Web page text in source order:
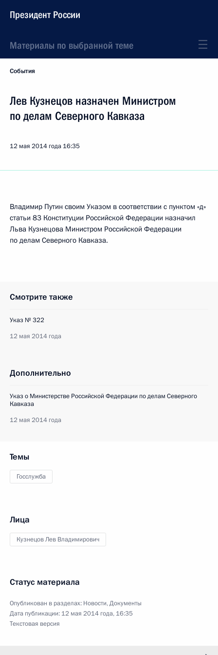
Президент России
Материалы по выбранной теме
События
Лев Кузнецов назначен Министром
по делам Северного Кавказа
12 мая 2014 года 16:35
Владимир Путин своим Указом в соответствии с пунктом «д»
статьи 83 Конституции Российской Федерации назначил
Льва Кузнецова Министром Российской Федерации
по делам Северного Кавказа.
Смотрите также
Указ № 322
12 мая 2014 года
Дополнительно
Указ о Министерстве Российской Федерации по делам Северного
Кавказа
12 мая 2014 года
Темы
Госслужба
Лица
Кузнецов Лев Владимирович
Статус материала
Опубликован в разделах: Новости,Документы
Дата публикации: 12 мая 2014 года, 16:35
Текстовая версия